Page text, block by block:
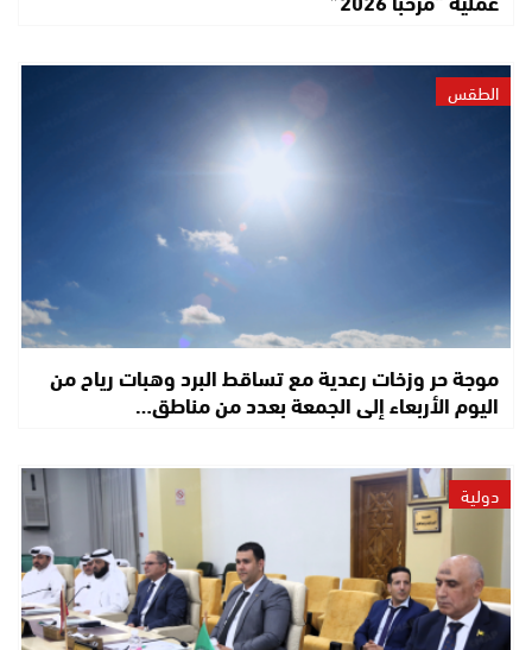
الطقس
موجة حر وزخات رعدية مع تساقط البرد وهبات رياح من
اليوم الأربعاء إلى الجمعة بعدد من مناطق…
دولية